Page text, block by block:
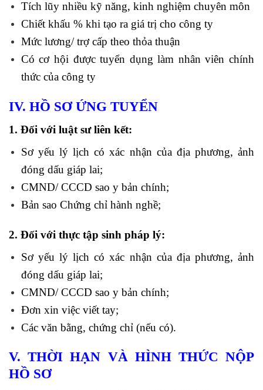
Tích lũy nhiều kỹ năng, kinh nghiệm chuyên môn
Chiết khấu % khi tạo ra giá trị cho công ty
Mức lương/ trợ cấp theo thỏa thuận
Có cơ hội được tuyển dụng làm nhân viên chính
thức của công ty
IV. HỒ SƠ ỨNG TUYỂN
1. Đối với luật sư liên kết:
Sơ yếu lý lịch có xác nhận của địa phương, ảnh
đóng dấu giáp lai;
CMND/ CCCD sao y bản chính;
Bản sao Chứng chỉ hành nghề;
2. Đối với thực tập sinh pháp lý:
Sơ yếu lý lịch có xác nhận của địa phương, ảnh
đóng dấu giáp lai;
CMND/ CCCD sao y bản chính;
Đơn xin việc viết tay;
Các văn bằng, chứng chỉ (nếu có).
V. THỜI HẠN VÀ HÌNH THỨC NỘP
HỒ SƠ